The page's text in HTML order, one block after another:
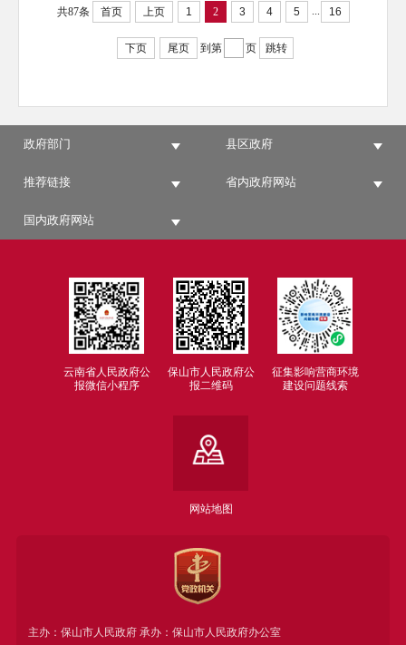
共87条 首页 上页 1 2 3 4 5 ... 16
下页 尾页 到第 页 跳转
政府部门 县区政府
推荐链接 省内政府网站
国内政府网站
云南省人民政府公
报微信小程序
保山市人民政府公
报二维码
征集影响营商环境
建设问题线索
网站地图
主办：保山市人民政府 承办：保山市人民政府办公室